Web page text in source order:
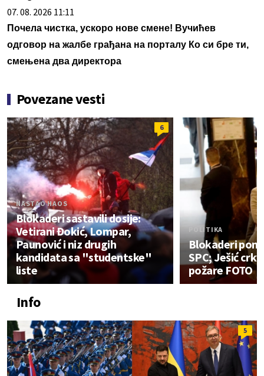
07. 08. 2026 11:11
Почела чистка, ускоро нове смене! Вучићев
одговор на жалбе грађана на порталу Ко си бре ти,
смењена два директора
Povezane vesti
6
NASTAO HAOS
Blokaderi sastavili dosije:
Vetirani Đokić, Lompar,
Paunović i niz drugih
kandidata sa "studentske"
liste
POLITIKA
Blokaderi
SPC; Ješić
požare FOTO
Info
5